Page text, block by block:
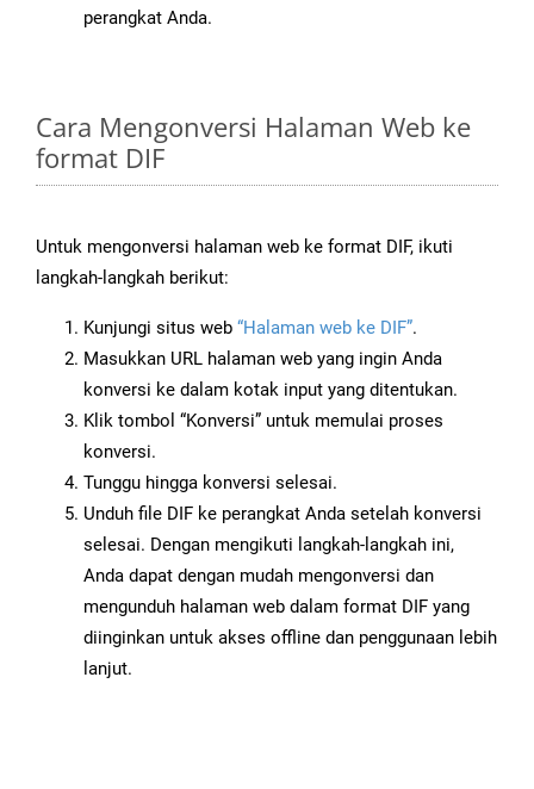
perangkat Anda.
Cara Mengonversi Halaman Web ke
format DIF
Untuk mengonversi halaman web ke format DIF, ikuti
langkah-langkah berikut:
Kunjungi situs web “Halaman web ke DIF”.
Masukkan URL halaman web yang ingin Anda
konversi ke dalam kotak input yang ditentukan.
Klik tombol “Konversi” untuk memulai proses
konversi.
Tunggu hingga konversi selesai.
Unduh file DIF ke perangkat Anda setelah konversi
selesai. Dengan mengikuti langkah-langkah ini,
Anda dapat dengan mudah mengonversi dan
mengunduh halaman web dalam format DIF yang
diinginkan untuk akses offline dan penggunaan lebih
lanjut.